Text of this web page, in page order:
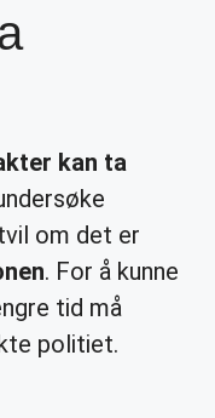
kan ta
om det er
. For å kunne
tid må
politiet.